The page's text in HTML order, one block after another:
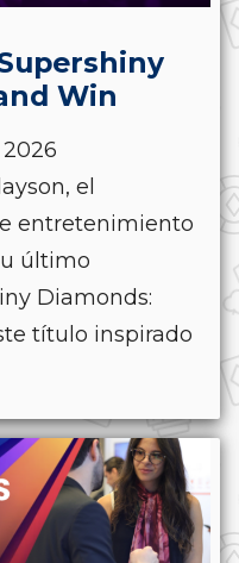
Win
el
entretenimiento
último
Diamonds:
título inspirado